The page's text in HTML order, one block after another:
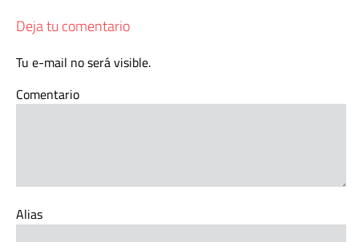
Deja tu comentario
Tu e-mail no será visible.
Comentario
Alias